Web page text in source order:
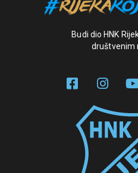
Budi dio HNK
društvenim